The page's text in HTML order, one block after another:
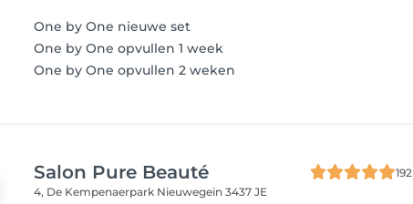
One by One nieuwe set
One by One opvullen 1 week
One by One opvullen 2 weken
Salon Pure Beauté
192
4, De Kempenaerpark Nieuwegein 3437 JE